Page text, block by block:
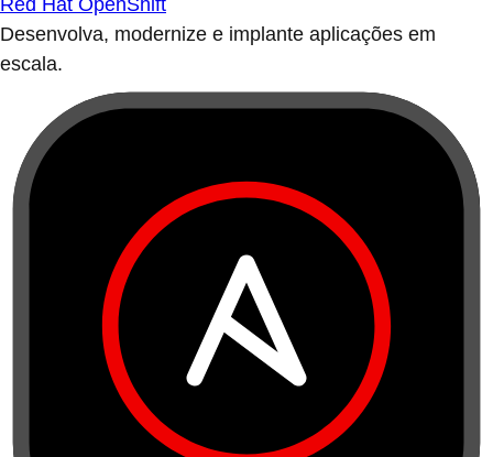
Red Hat OpenShift
Desenvolva, modernize e implante aplicações em
escala.